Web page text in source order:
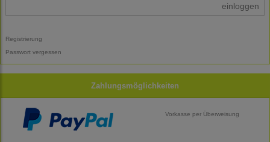
einloggen
Registrierung
Passwort vergessen
Zahlungsmöglichkeiten
Vorkasse per Überweisung